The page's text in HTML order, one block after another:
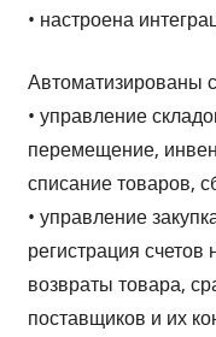
• настроена
Автоматизированы
• управление
перемещение,
списание товаров,
• управление
регистрация
возвраты товара,
поставщиков и их